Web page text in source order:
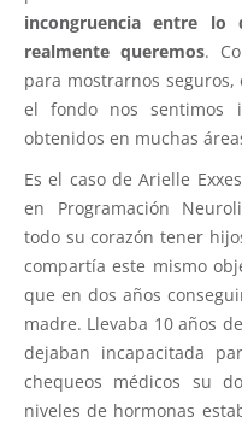
incongruencia entre
realmente queremos.
para mostrarnos
el fondo nos sentimos
obtenidos en muchas
Es el caso de Arielle
en Programación
todo su corazón tener
compartía este mismo
que en dos años
madre. Llevaba 10 años
dejaban incapacitada
chequeos médicos su
niveles de hormonas